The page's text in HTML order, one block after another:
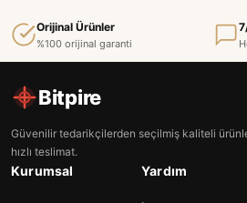
Orijinal Ürünler
%100 orijinal garanti
Bitpire
Güvenilir tedarikçilerden seçilmiş kaliteli
hızlı teslimat.
Kurumsal Yardım